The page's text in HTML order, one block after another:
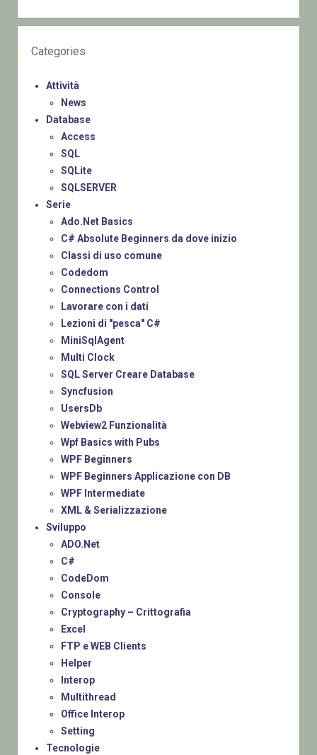
Categories
Attività
News
Database
Access
SQL
SQLite
SQLSERVER
Serie
Ado.Net Basics
C# Absolute Beginners da dove inizio
Classi di uso comune
Codedom
Connections Control
Lavorare con i dati
Lezioni di "pesca" C#
MiniSqlAgent
Multi Clock
SQL Server Creare Database
Syncfusion
UsersDb
Webview2 Funzionalità
Wpf Basics with Pubs
WPF Beginners
WPF Beginners Applicazione con DB
WPF Intermediate
XML & Serializzazione
Sviluppo
ADO.Net
C#
CodeDom
Console
Cryptography – Crittografia
Excel
FTP e WEB Clients
Helper
Interop
Multithread
Office Interop
Setting
Tecnologie